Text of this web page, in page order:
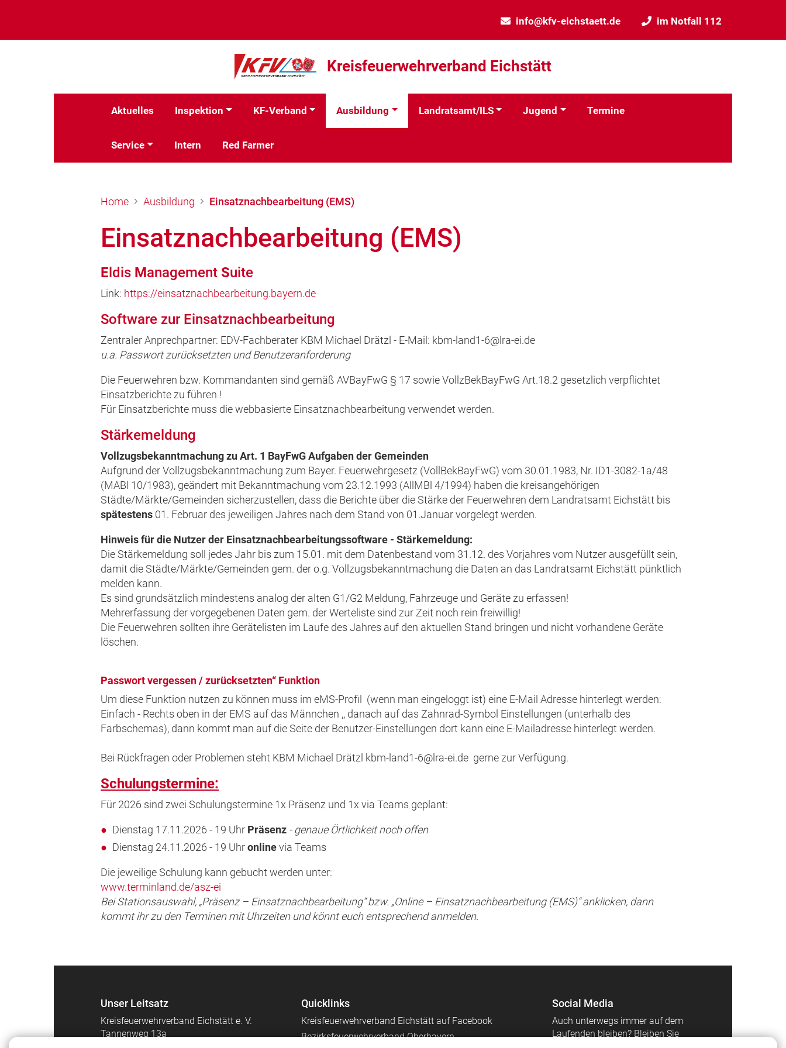
info@kfv-eichstaett.de im Notfall 112
Kreisfeuerwehrverband Eichstätt
Aktuelles Inspektion KF-Verband Ausbildung Landratsamt/ILS Jugend Termine
Service Intern Red Farmer
Home Ausbildung Einsatznachbearbeitung (EMS)
Einsatznachbearbeitung (EMS)
E ldis Management Suite
Link: https://einsatznachbearbeitung.bayern.de
Software zur Einsatznachbearbeitung
Zentraler Anprechpartner: EDV-Fachberater KBM Michael Drätzl - E-Mail: kbm-land1-6@lra-ei.de
u.a. Passwort zurücksetzten und Benutzeranforderung
Die Feuerwehren bzw. Kommandanten sind gemäß AVBayFwG § 17 sowie VollzBekBayFwG Art.18.2 gesetzlich verpflichtet
Einsatzberichte zu führen !
Für Einsatzberichte muss die webbasierte Einsatznachbearbeitung verwendet werden.
Stärkemeldung
Vollzugsbekanntmachung zu Art. 1 BayFwG Aufgaben der Gemeinden
Aufgrund der Vollzugsbekanntmachung zum Bayer. Feuerwehrgesetz (VollBekBayFwG) vom 30.01.1983, Nr. ID1-3082-1a/48
(MABl 10/1983), geändert mit Bekanntmachung vom 23.12.1993 (AllMBl 4/1994) haben die kreisangehörigen
Städte/Märkte/Gemeinden sicherzustellen, dass die Berichte über die Stärke der Feuerwehren dem Landratsamt Eichstätt bis
spätestens 01. Februar des jeweiligen Jahres nach dem Stand von 01.Januar vorgelegt werden.
Hinweis für die Nutzer der Einsatznachbearbeitungssoftware - Stärkemeldung:
Die Stärkemeldung soll jedes Jahr bis zum 15.01. mit dem Datenbestand vom 31.12. des Vorjahres vom Nutzer ausgefüllt sein,
damit die Städte/Märkte/Gemeinden gem. der o.g. Vollzugsbekanntmachung die Daten an das Landratsamt Eichstätt pünktlich
melden kann.
Es sind grundsätzlich mindestens analog der alten G1/G2 Meldung, Fahrzeuge und Geräte zu erfassen!
Mehrerfassung der vorgegebenen Daten gem. der Werteliste sind zur Zeit noch rein freiwillig!
Die Feuerwehren sollten ihre Gerätelisten im Laufe des Jahres auf den aktuellen Stand bringen und nicht vorhandene Geräte
löschen.
Passwort vergessen / zurücksetzten“ Funktion
Um diese Funktion nutzen zu können muss im eMS-Profil (wenn man eingeloggt ist) eine E-Mail Adresse hinterlegt werden:
Einfach - Rechts oben in der EMS auf das Männchen ,, danach auf das Zahnrad-Symbol Einstellungen (unterhalb des
Farbschemas), dann kommt man auf die Seite der Benutzer-Einstellungen dort kann eine E-Mailadresse hinterlegt werden.
Bei Rückfragen oder Problemen steht KBM Michael Drätzl kbm-land1-6@lra-ei.de gerne zur Verfügung.
Schulungstermine:
Für 2026 sind zwei Schulungstermine 1x Präsenz und 1x via Teams geplant:
Dienstag 17.11.2026 - 19 Uhr Präsenz - genaue Örtlichkeit noch offen
Dienstag 24.11.2026 - 19 Uhronlinevia Teams
Die jeweilige Schulung kann gebucht werden unter:
www.terminland.de/asz-ei
Bei Stationsauswahl, „Präsenz – Einsatznachbearbeitung“ bzw. „Online – Einsatznachbearbeitung (EMS)“ anklicken, dann
kommt ihr zu den Terminen mit Uhrzeiten und könnt euch entsprechend anmelden.
Unser Leitsatz
Kreisfeuerwehrverband Eichstätt e. V.
Tannenweg 13a
Quicklinks
Kreisfeuerwehrverband Eichstätt auf Facebook
Bezirksfeuerwehrverband Oberbayern
Social Media
Auch unterwegs immer auf dem
Laufenden bleiben? Bleiben Sie